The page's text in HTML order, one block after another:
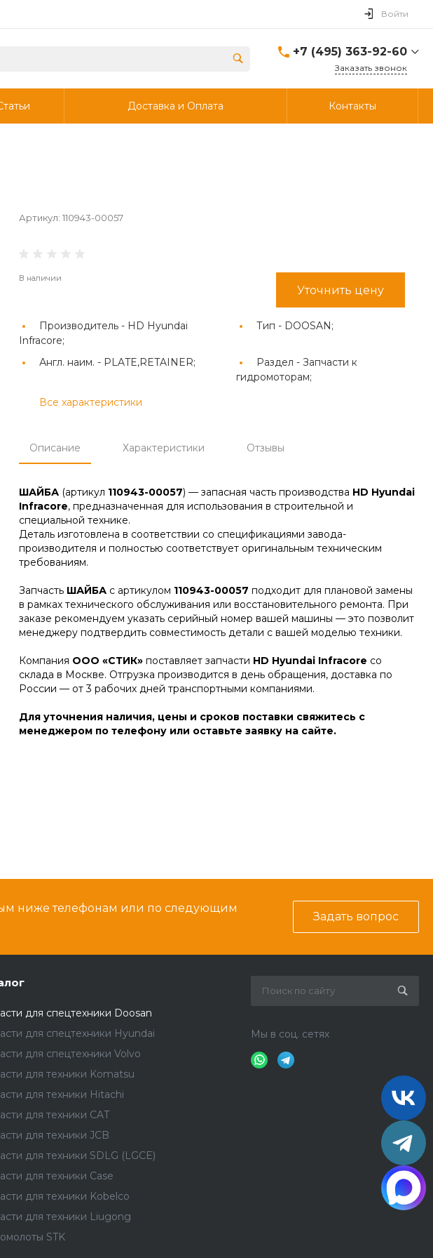
Войти
+7 (495) 363-92-60
г. Дзержинский, ул.
Заказать звонок
Доставка и Оплата Контакты
Артикул: 110943-00057
В наличии
Уточнить цену
Производитель - HD Hyundai
Infracore;
Тип - DOOSAN;
Англ. наим. - PLATE,RETAINER; Раздел -Запчасти к
гидромоторам;
Все характеристики
Описание Характеристики Отзывы
ШАЙБА(артикул 110943-00057) — запасная часть производства HD Hyundai
Infracore, предназначенная для использования в строительной и
специальной технике.
Деталь изготовлена в соответствии со спецификациями завода-
производителя и полностью соответствует оригинальным техническим
требованиям.
Запчасть ШАЙБАс артикулом 110943-00057 подходит для плановой замены
в рамках технического обслуживания или восстановительного ремонта. При
заказе рекомендуем указать серийный номер вашей машины — это позволит
менеджеру подтвердить совместимость детали с вашей моделью техники.
Компания ООО «СТИК»поставляет запчасти HD Hyundai Infracore со
склада в Москве. Отгрузка производится в день обращения, доставка по
России — от 3 рабочих дней транспортными компаниями.
Для уточнения наличия, цены и сроков поставки свяжитесь с
менеджером по телефону или оставьте заявку на сайте.
ниже телефонам или по следующим
Задать вопрос
для спецтехники Doosan
для спецтехники Hyundai
для спецтехники Volvo
для техники Komatsu
для техники Hitachi
для техники CAT
для техники JCB
для техники SDLG (LGCE)
для техники Case
для техники Kobelco
для техники Liugong
STK
Мы в соц. сетях